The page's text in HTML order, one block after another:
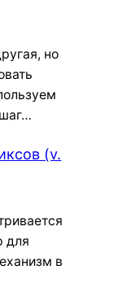
но
(v.
для
в